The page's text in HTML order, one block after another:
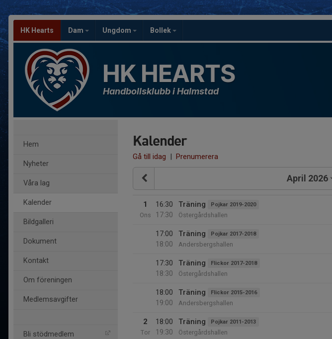
HK Hearts Dam Ungdom Bollek
HK HEARTS
Handbollsklubb i Halmstad
Hem
Nyheter
Våra lag
Kalender
Bildgalleri
Dokument
Kontakt
Om föreningen
Medlemsavgifter
Bli stödmedlem
Kalender
Gå till idag | Prenumerera
April 2026
1
Ons
16:30
17:30
Träning Pojkar 2019-2020
Östergårdshallen
17:00
18:00
Träning Pojkar 2017-2018
Andersbergshallen
17:30
18:30
Träning Flickor 2017-2018
Östergårdshallen
18:00
19:00
Träning Flickor 2015-2016
Andersbergshallen
2
Tor
18:00
19:30
Träning Pojkar 2011-2013
Östergårdshallen